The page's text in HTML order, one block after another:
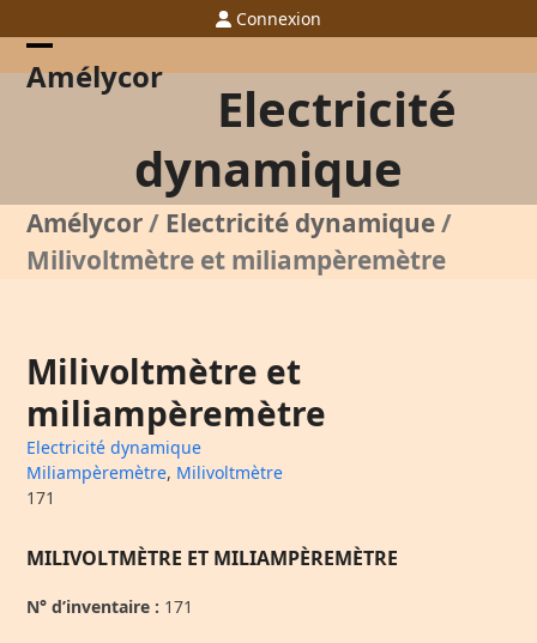
to
content
Connexion
Amélycor
Open
Close
Electricité
dynamique
Amélycor/ Electricité dynamique/
Milivoltmètre et miliampèremètre
Milivoltmètre et
miliampèremètre
Electricité dynamique
Miliampèremètre, Milivoltmètre
171
MILIVOLTMÈTRE ET MILIAMPÈREMÈTRE
N° d’inventaire : 171